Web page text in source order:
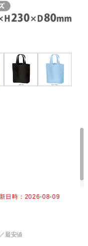
日時：2026-08-09
最安値